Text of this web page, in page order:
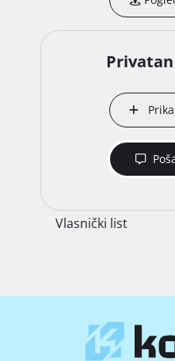
Vlasnički list